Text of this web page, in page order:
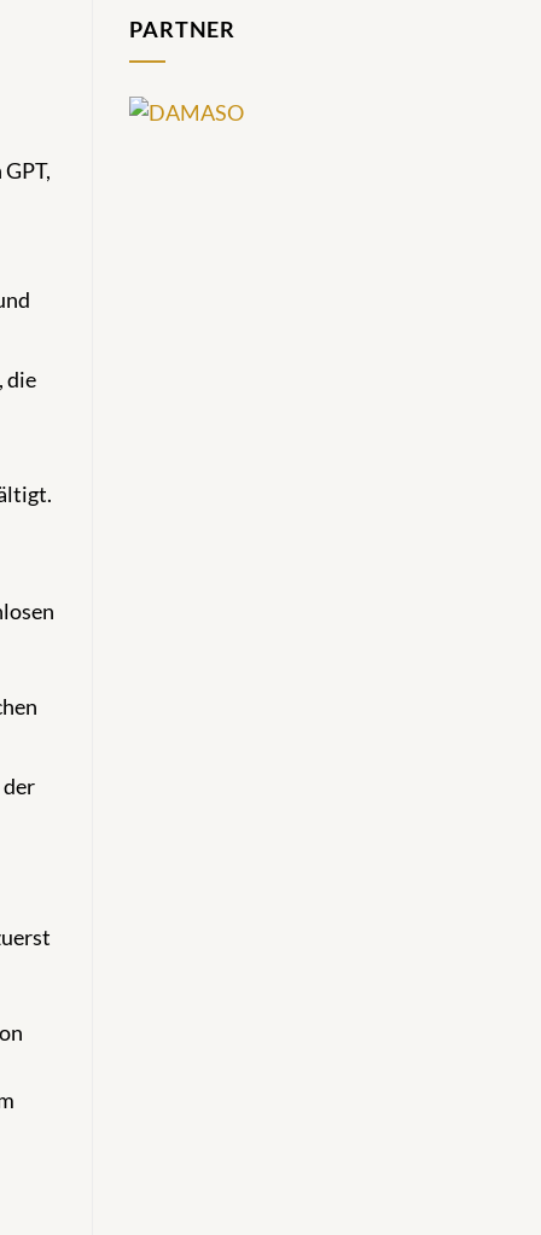
die
der
PARTNER